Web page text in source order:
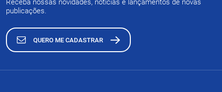
Receba nossas novidades, notícias e lançamentos de novas
publicações.
QUERO ME CADASTRAR